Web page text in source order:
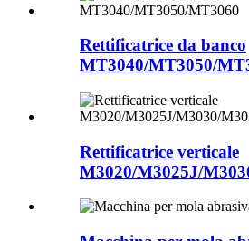
Rettificatrice da banco
MT3040/MT3050/
Rettificatrice verticale
M3020/M3025J/